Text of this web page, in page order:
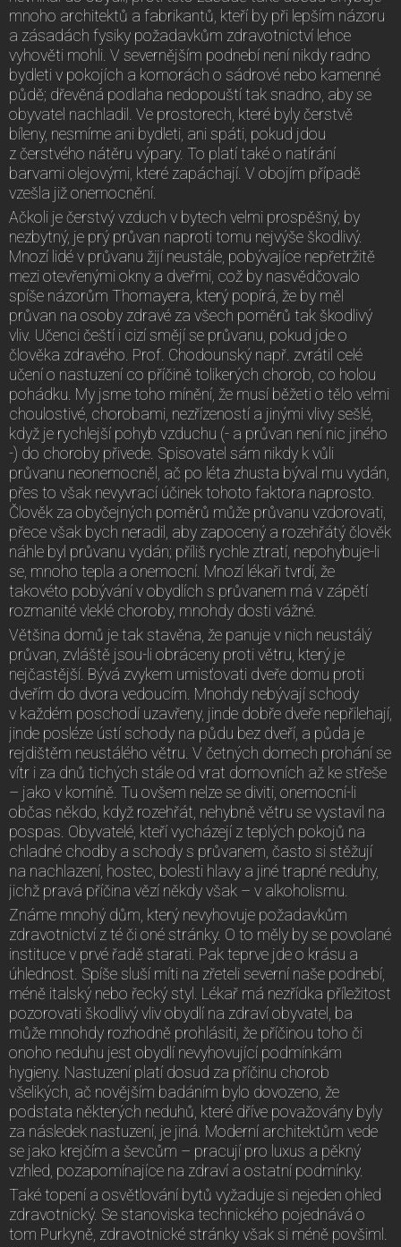
mnoho architektů a fabrikantů, kteří by při lepším názoru
a zásadách fysiky požadavkům zdravotnictví lehce
vyhověti mohli. V severnějším podnebí není nikdy radno
bydleti v pokojích a komorách o sádrové nebo kamenné
půdě; dřevěná podlaha nedopouští tak snadno, aby se
obyvatel nachladil. Ve prostorech, které byly čerstvě
bíleny, nesmíme ani bydleti, ani spáti, pokud jdou
z čerstvého nátěru výpary. To platí také o natírání
barvami olejovými, které zapáchají. V obojím případě
vzešla již onemocnění.
Ačkoli je čerstvý vzduch v bytech velmi prospěšný, by
nezbytný, je prý průvan naproti tomu nejvýše škodlivý.
Mnozí lidé v průvanu žijí neustále, pobývajíce nepřetržitě
mezi otevřenými okny a dveřmi, což by nasvědčovalo
spíše názorům Thomayera, který popírá, že by měl
průvan na osoby zdravé za všech poměrů tak škodlivý
vliv. Učenci čeští i cizí smějí se průvanu, pokud jde o
člověka zdravého. Prof. Chodounský např. zvrátil celé
učení o nastuzení co příčině tolikerých chorob, co holou
pohádku. My jsme toho mínění, že musí běžeti o tělo velmi
choulostivé, chorobami, nezřízeností a jinými vlivy sešlé,
když je rychlejší pohyb vzduchu (- a průvan není nic jiného
-) do choroby přivede. Spisovatel sám nikdy k vůli
průvanu neonemocněl, ač po léta zhusta býval mu vydán,
přes to však nevyvrací účinek tohoto faktora naprosto.
Člověk za obyčejných poměrů může průvanu vzdorovati,
přece však bych neradil, aby zapocený a rozehřátý člověk
náhle byl průvanu vydán; příliš rychle ztratí, nepohybuje-li
se, mnoho tepla a onemocní. Mnozí lékaři tvrdí, že
takovéto pobývání v obydlích s průvanem má v zápětí
rozmanité vleklé choroby, mnohdy dosti vážné.
Většina domů je tak stavěna, že panuje v nich neustálý
průvan, zvláště jsou-li obráceny proti větru, který je
nejčastější. Bývá zvykem umisťovati dveře domu proti
dveřím do dvora vedoucím. Mnohdy nebývají schody
v každém poschodí uzavřeny, jinde dobře dveře nepřilehají,
jinde posléze ústí schody na půdu bez dveří, a půda je
rejdištěm neustálého větru. V četných domech prohání se
vítr i za dnů tichých stále od vrat domovních až ke střeše
– jako v komíně. Tu ovšem nelze se diviti, onemocní-li
občas někdo, když rozehřát, nehybně větru se vystavil na
pospas. Obyvatelé, kteří vycházejí z teplých pokojů na
chladné chodby a schody s průvanem, často si stěžují
na nachlazení, hostec, bolesti hlavy a jiné trapné neduhy,
jichž pravá příčina vězí někdy však – v alkoholismu.
Známe mnohý dům, který nevyhovuje požadavkům
zdravotnictví z té či oné stránky. O to měly by se povolané
instituce v prvé řadě starati. Pak teprve jde o krásu a
úhlednost. Spíše sluší míti na zřeteli severní naše podnebí,
méně italský nebo řecký styl. Lékař má nezřídka příležitost
pozorovati škodlivý vliv obydlí na zdraví obyvatel, ba
může mnohdy rozhodně prohlásiti, že příčinou toho či
onoho neduhu jest obydlí nevyhovující podmínkám
hygieny. Nastuzení platí dosud za příčinu chorob
všelikých, ač novějším badáním bylo dovozeno, že
podstata některých neduhů, které dříve považovány byly
za následek nastuzení, je jiná. Moderní architektům vede
se jako krejčím a ševcům – pracují pro luxus a pěkný
vzhled, pozapomínajíce na zdraví a ostatní podmínky.
Také topení a osvětlování bytů vyžaduje si nejeden ohled
zdravotnický. Se stanoviska technického pojednává o
tom Purkyně, zdravotnické stránky však si méně povšiml.